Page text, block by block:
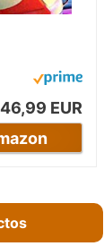
46,99 EUR